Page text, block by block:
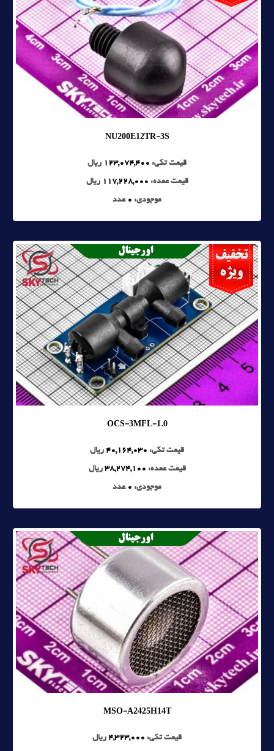
NU200E12TR-3S
قیمت تکی: 123,074,400 ریال
قیمت عمده: 117,228,000 ریال
موجودی: 0 عدد
OCS-3MFL-1.0
قیمت تکی: 40,164,030 ریال
قیمت عمده: 38,274,100 ریال
موجودی: 0 عدد
MSO-A2425H14T
قیمت تکی: 4,323,000 ریال